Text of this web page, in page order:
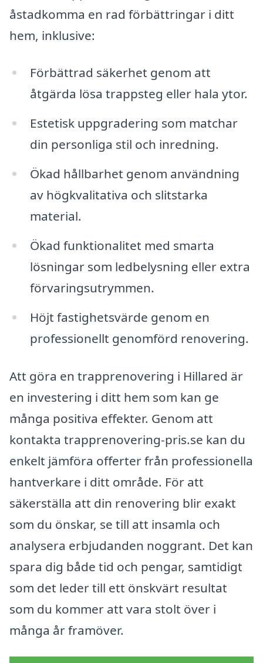
åstadkomma en rad förbättringar i ditt
hem, inklusive:
Förbättrad säkerhet genom att
åtgärda lösa trappsteg eller hala ytor.
Estetisk uppgradering som matchar
din personliga stil och inredning.
Ökad hållbarhet genom användning
av högkvalitativa och slitstarka
material.
Ökad funktionalitet med smarta
lösningar som ledbelysning eller extra
förvaringsutrymmen.
Höjt fastighetsvärde genom en
professionellt genomförd renovering.
Att göra en trapprenovering i Hillared är
en investering i ditt hem som kan ge
många positiva effekter. Genom att
kontakta trapprenovering-pris.se kan du
enkelt jämföra offerter från professionella
hantverkare i ditt område. För att
säkerställa att din renovering blir exakt
som du önskar, se till att insamla och
analysera erbjudanden noggrant. Det kan
spara dig både tid och pengar, samtidigt
som det leder till ett önskvärt resultat
som du kommer att vara stolt över i
många år framöver.